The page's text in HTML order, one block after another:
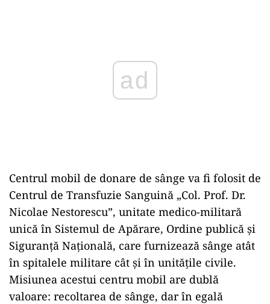
Centrul mobil de donare de sânge va fi folosit de
Centrul de Transfuzie Sanguină „Col. Prof. Dr.
Nicolae Nestorescu”, unitate medico-militară
unică în Sistemul de Apărare, Ordine publică şi
Siguranţă Naţională, care furnizează sânge atât
în spitalele militare cât şi în unitățile civile.
Misiunea acestui centru mobil are dublă
valoare: recoltarea de sânge, dar în egală